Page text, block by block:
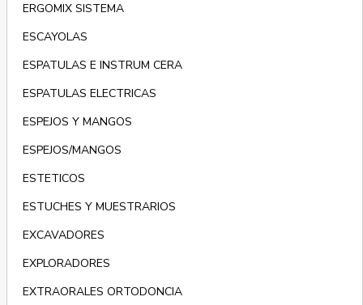
ERGOMIX SISTEMA
ESCAYOLAS
ESPATULAS E INSTRUM CERA
ESPATULAS ELECTRICAS
ESPEJOS Y MANGOS
ESPEJOS/MANGOS
ESTETICOS
ESTUCHES Y MUESTRARIOS
EXCAVADORES
EXPLORADORES
EXTRAORALES ORTODONCIA